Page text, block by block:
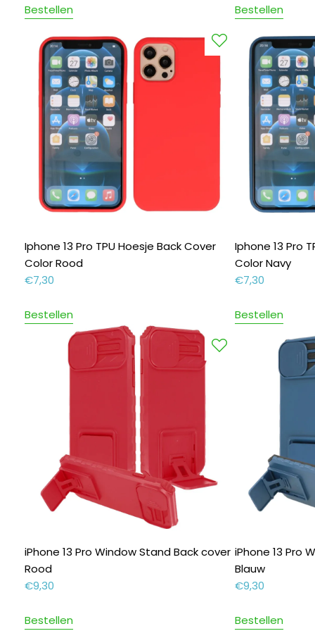
Bestellen Bestellen
Iphone 13 Pro TPU Hoesje Back Cover
Color Rood
€7,30
Bestellen
Iphone 13 Pro
Color Navy
€7,30
Bestellen
iPhone 13 Pro Window Stand Back cover
Rood
€9,30
Bestellen
iPhone 13 Pro
Blauw
€9,30
Bestellen